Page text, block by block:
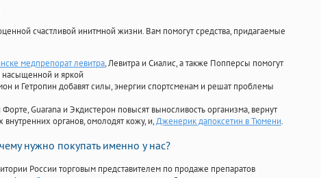
счастливой инитмной жизни. Вам помогут средства, придагаемые
медпрепорат левитра, Левитра и Сиалис, а также Попперсы помогут
и яркой
и Гетропин добавят силы, энергии спортсменам и решат проблемы
Guarana и Экдистерон повысят выносливость организма, вернут
внутренних органов, омолодят кожу, и,Дженерик дапоксетин в Тюмени.
нужно покупать именно у нас?
России торговым представителем по продаже препаратов